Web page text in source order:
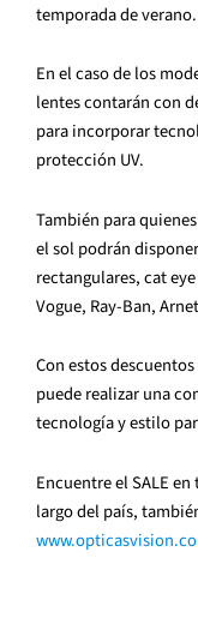
temporada de verano.
En el caso de los
lentes contarán con
para incorporar
protección UV.
También para
el sol podrán
rectangulares, cat
Vogue, Ray-Ban,
Con estos
puede realizar una
tecnología y estilo
Encuentre el SALE
largo del país,